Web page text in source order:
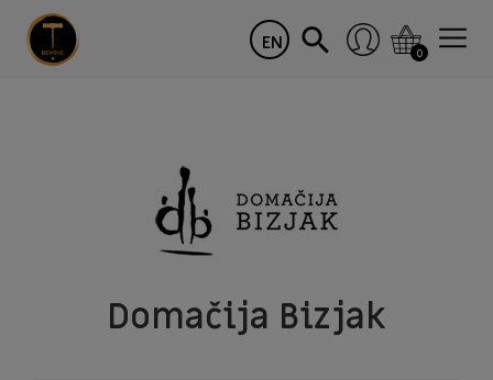
EN 0
Domačija Bizjak